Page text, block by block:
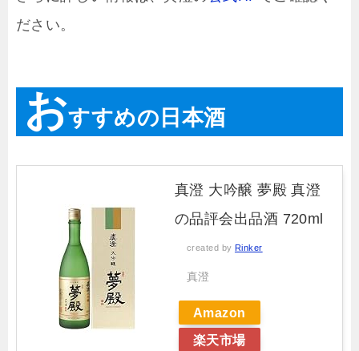
ださい。
おすすめの日本酒
真澄 大吟醸 夢殿 真澄
の品評会出品酒 720ml
created by Rinker
真澄
Amazon
楽天市場